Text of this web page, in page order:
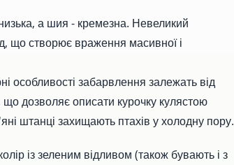
а шия - кремезна. Невеликий
що створює враження масивної і
особливості забарвлення залежать від
дозволяє описати курочку кулястою
штанці захищають птахів у холодну пору.
із зеленим відливом (також бувають і з